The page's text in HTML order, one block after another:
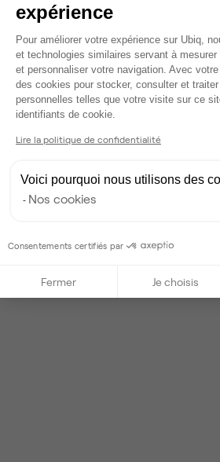
expérience
Plateforme de
Pour améliorer votre expérience sur Ubiq,
et technologies similaires servant à
et personnaliser votre navigation. Avec
des cookies pour stocker, consulter et
personnelles telles que votre visite sur ce
identifiants de cookie.
Lire la politique de confidentialité
Voici pourquoi nous utilisons des
Nos cookies
Consentements certifiés par
Fermer Je choisis